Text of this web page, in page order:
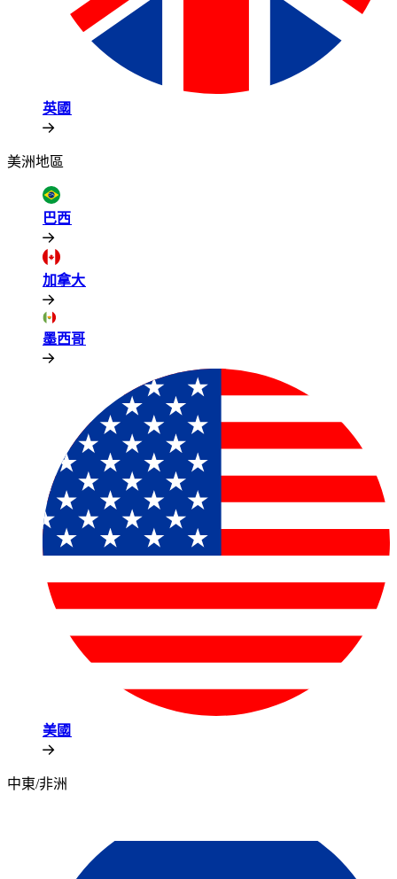
英國​​
美洲地區​​
巴西​​
加拿大​​
墨西哥​​
美國​​
中東/非洲​​